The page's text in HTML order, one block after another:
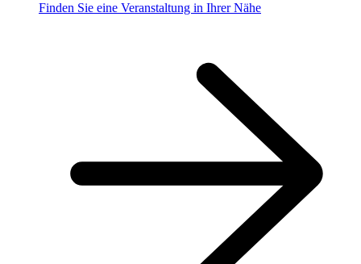
Finden Sie eine Veranstaltung in Ihrer Nähe